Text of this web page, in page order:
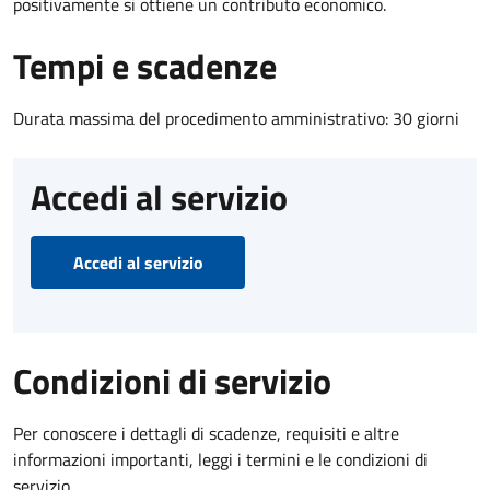
Tempi e scadenze
Durata massima del procedimento amministrativo: 30 giorni
Accedi al servizio
Accedi al servizio
Condizioni di servizio
Per conoscere i dettagli di scadenze, requisiti e altre
informazioni importanti, leggi i termini e le condizioni di